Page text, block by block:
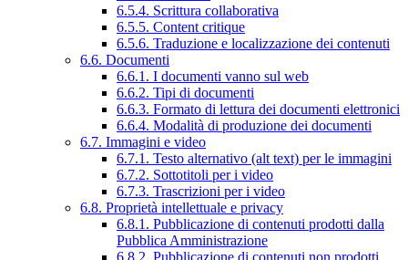
6.5.4. Scrittura collaborativa
6.5.5. Content critique
6.5.6. Traduzione e localizzazione dei contenuti
6.6. Documenti
6.6.1. I documenti vanno sul web
6.6.2. Tipi di documenti
6.6.3. Formato di lettura dei documenti elettronici
6.6.4. Modalità di produzione dei documenti
6.7. Immagini e video
6.7.1. Testo alternativo (alt text) per le immagini
6.7.2. Sottotitoli per i video
6.7.3. Trascrizioni per i video
6.8. Proprietà intellettuale e privacy
6.8.1. Pubblicazione di contenuti prodotti dalla
Pubblica Amministrazione
6.8.2. Pubblicazione di contenuti non prodotti